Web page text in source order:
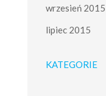
wrzesień 2015
lipiec 2015
KATEGORIE